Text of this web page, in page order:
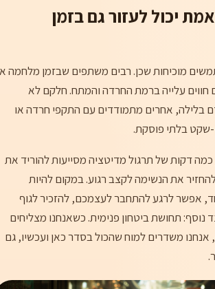
יכול לעזור גם בזמן
מוכיחות שכן. רבים משתפים שבזמן מלחמה
עלייה ברמת החרדה והמתח. חלקם לא
בלילה, אחרים מתמודדים עם התקפי חרדה או
בלתי פוסקת.
דקות של תרגול מדיטציה מסייעות להוריד את
את הנשימה לקצב רגוע. במקום להיות
אפשר לרגע להתחבר לעצמכם, להזכיר לגוף
נוסף: תחושת ביטחון פנימית. כשאנחנו מצליחים
משדרים למוח שהכול בסדר כאן ועכשיו, גם